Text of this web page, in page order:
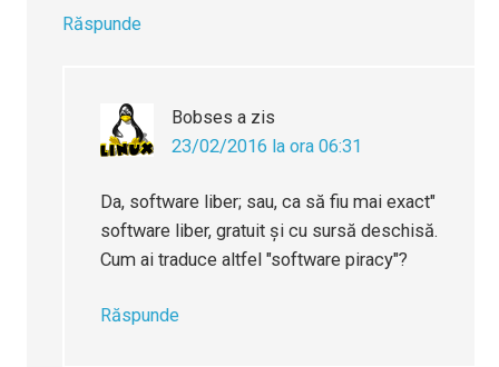
Răspunde
Bobses a zis
23/02/2016 la ora 06:31
Da, software liber; sau, ca să fiu mai exact"
software liber, gratuit și cu sursă deschisă.
Cum ai traduce altfel "software piracy"?
Răspunde